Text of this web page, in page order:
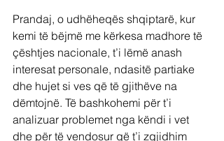
Prandaj, o udhëheqës shqiptarë, kur
kemi të bëjmë me kërkesa madhore të
çështjes nacionale, t’i lëmë anash
interesat personale, ndasitë partiake
dhe hujet si ves që të gjithëve na
dëmtojnë. Të bashkohemi për t’i
analizuar problemet nga këndi i vet
dhe për të vendosur që t’i zgjidhim